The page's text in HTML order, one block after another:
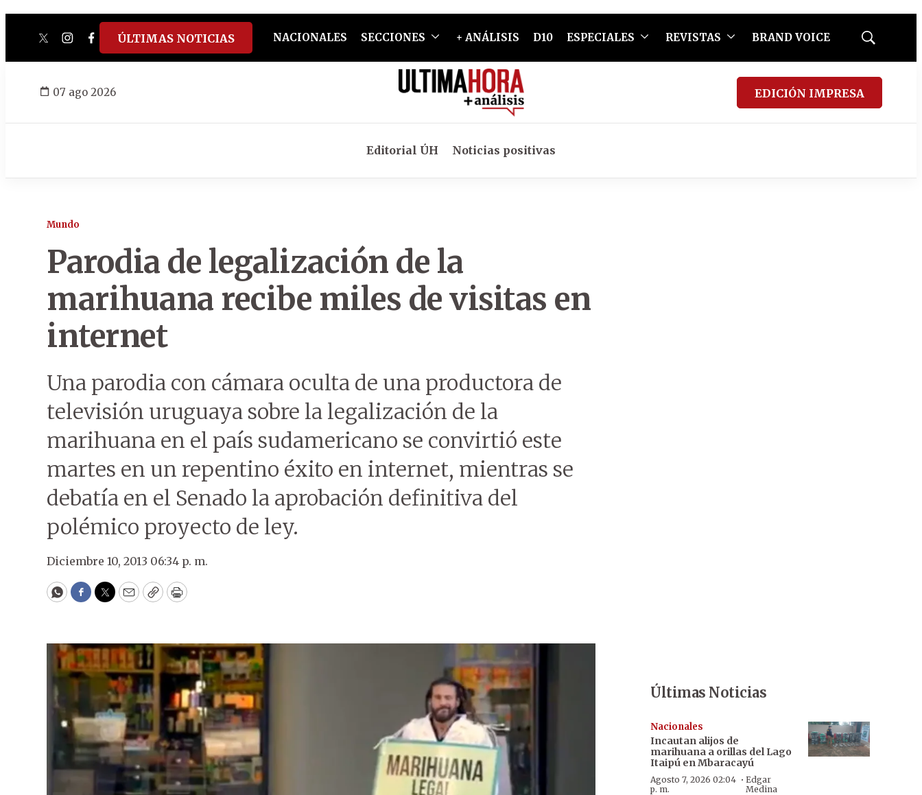
twitterinstagram
facebook
tiktokyoutube
spotify
ÚLTIMAS NOTICIAS NACIONALES SECCIONES + ANÁLISIS D10 ESPECIALES REVISTAS BRAND VOICE
Mostrar
07 ago 2026 EDICIÓN IMPRESA
Editorial ÚH Noticias positivas
Mundo
Parodia de legalización de la
marihuana recibe miles de visitas en
internet
Una parodia con cámara oculta de una productora de
televisión uruguaya sobre la legalización de la
marihuana en el país sudamericano se convirtió este
martes en un repentino éxito en internet, mientras se
debatía en el Senado la aprobación definitiva del
polémico proyecto de ley.
Diciembre 10, 2013 06:34 p. m.
WhatsApp
Facebook
Twitter
EmailCopyPrint
Últimas Noticias
Nacionales
Incautan alijos de
marihuana a orillas del Lago
Itaipú en Mbaracayú
Agosto 7, 2026 02:04
p. m.
· Edgar
Medina